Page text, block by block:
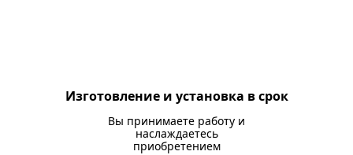
Изготовление и установка в срок
Вы принимаете работу и
наслаждаетесь
приобретением